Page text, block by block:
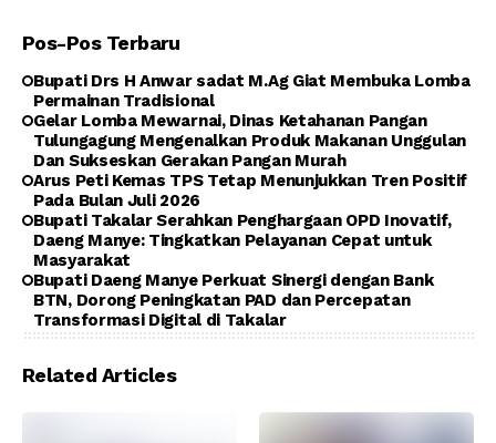
Pos-Pos Terbaru
Bupati Drs H Anwar sadat M.Ag Giat Membuka Lomba
Permainan Tradisional
Gelar Lomba Mewarnai, Dinas Ketahanan Pangan
Tulungagung Mengenalkan Produk Makanan Unggulan
Dan Sukseskan Gerakan Pangan Murah
Arus Peti Kemas TPS Tetap Menunjukkan Tren Positif
Pada Bulan Juli 2026
Bupati Takalar Serahkan Penghargaan OPD Inovatif,
Daeng Manye: Tingkatkan Pelayanan Cepat untuk
Masyarakat
Bupati Daeng Manye Perkuat Sinergi dengan Bank
BTN, Dorong Peningkatan PAD dan Percepatan
Transformasi Digital di Takalar
Related Articles